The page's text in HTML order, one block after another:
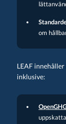
om
LEAF
inklusive: